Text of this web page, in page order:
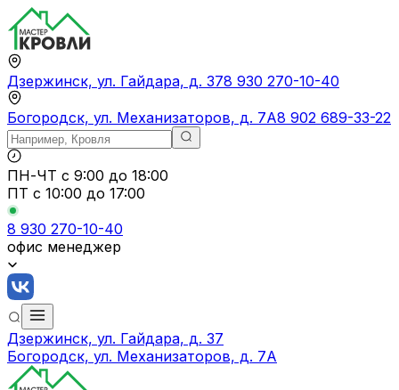
Дзержинск, ул. Гайдара, д. 378 930 270-10-40
Богородск, ул. Механизаторов, д. 7А8 902 689-33-22
ПН-ЧТ с 9:00 до 18:00
ПТ с 10:00 до 17:00
8 930 270-10-40
офис менеджер
Дзержинск, ул. Гайдара, д. 37
Богородск, ул. Механизаторов, д. 7А